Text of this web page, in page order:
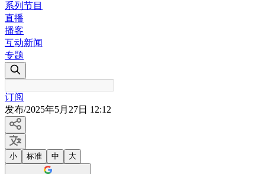
系列节目
直播
播客
互动新闻
专题
订阅
发布/2025年5月27日 12:12
小 标准 中 大